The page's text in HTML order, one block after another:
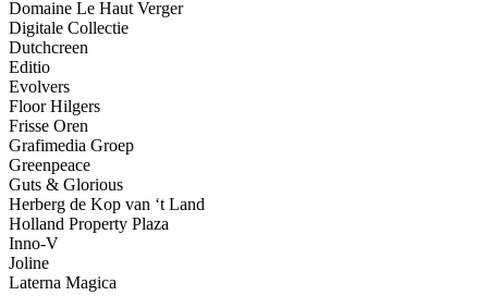
Domaine Le Haut Verger
Digitale Collectie
Dutchcreen
Editio
Evolvers
Floor Hilgers
Frisse Oren
Grafimedia Groep
Greenpeace
Guts & Glorious
Herberg de Kop van ‘t Land
Holland Property Plaza
Inno-V
Joline
Laterna Magica